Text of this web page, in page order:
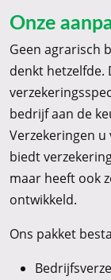
Onze
Geen agrarisch
denkt hetzelfde.
bedrijf aan de
Verzekeringen u
biedt
maar heeft ook
ontwikkeld.
Ons pakket